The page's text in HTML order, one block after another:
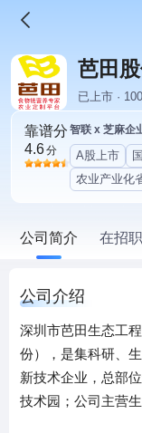
芭田
已上市 ·
靠谱分
4.6分
智联 x 芝麻企
A股上市
农业产业化
公司简介 在招
公司介绍
深圳市芭田生态工
份），是集科研、
新技术企业，总部
技术园；公司主营
深圳证券交易所上